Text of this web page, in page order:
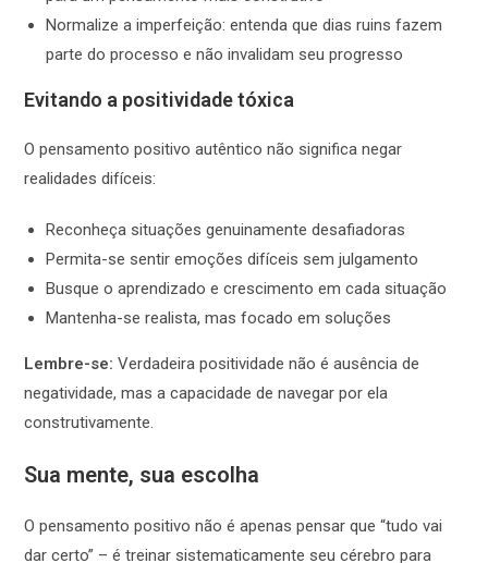
Normalize a imperfeição: entenda que dias ruins fazem
parte do processo e não invalidam seu progresso
Evitando a positividade tóxica
O pensamento positivo autêntico não significa negar
realidades difíceis:
Reconheça situações genuinamente desafiadoras
Permita-se sentir emoções difíceis sem julgamento
Busque o aprendizado e crescimento em cada situação
Mantenha-se realista, mas focado em soluções
Lembre-se: Verdadeira positividade não é ausência de
negatividade, mas a capacidade de navegar por ela
construtivamente.
Sua mente, sua escolha
O pensamento positivo não é apenas pensar que “tudo vai
dar certo” – é treinar sistematicamente seu cérebro para